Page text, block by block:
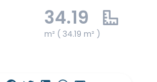
34.19
m² ( 34.19 m² )